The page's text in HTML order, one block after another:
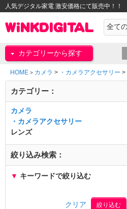
人気デジタル家電 激安価格にて販売中！！
カテゴリーから探す
HOME > カメラ > ・カメラアクセサリー >
カテゴリー：
カメラ
・カメラアクセサリー
レンズ
絞り込み検索：
▼ キーワードで絞り込む
クリア